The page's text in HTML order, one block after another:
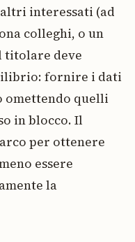
interessati (ad
colleghi, o un
titolare deve
fornire i dati
omettendo quelli
in blocco. Il
per ottenere
essere
la